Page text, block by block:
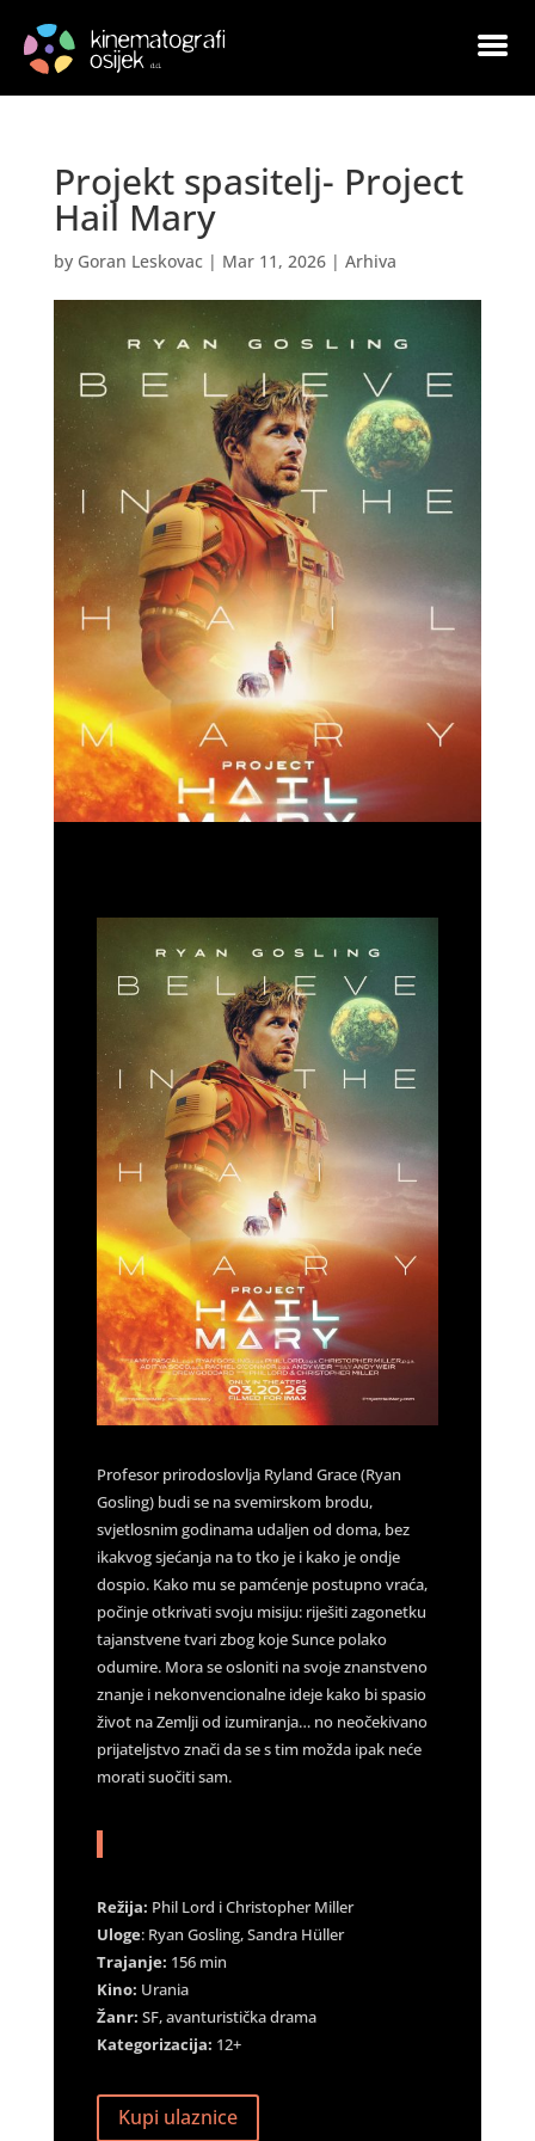
Projekt spasitelj- Project
Hail Mary
by Goran Leskovac| Mar 11, 2026| Arhiva
Profesor prirodoslovlja Ryland Grace (Ryan
Gosling) budi se na svemirskom brodu,
svjetlosnim godinama udaljen od doma, bez
ikakvog sjećanja na to tko je i kako je ondje
dospio. Kako mu se pamćenje postupno vraća,
počinje otkrivati svoju misiju: riješiti zagonetku
tajanstvene tvari zbog koje Sunce polako
odumire. Mora se osloniti na svoje znanstveno
znanje i nekonvencionalne ideje kako bi spasio
život na Zemlji od izumiranja… no neočekivano
prijateljstvo znači da se s tim možda ipak neće
morati suočiti sam.
Režija: Phil Lord i Christopher Miller
Uloge: Ryan Gosling, Sandra Hüller
Trajanje: 156 min
Kino: Urania
Žanr: SF, avanturistička drama
Kategorizacija: 12+
Kupi ulaznice